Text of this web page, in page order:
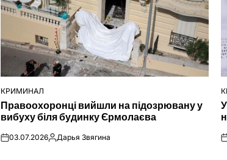
ОПУБЛІКУВАТИ
КРИМИНАЛ
Правоохоронці вийшли на підозрювану у
вибуху біля будинку Єрмолаєва
on03.07.2026Опубліковано
Дарья Звягина
У